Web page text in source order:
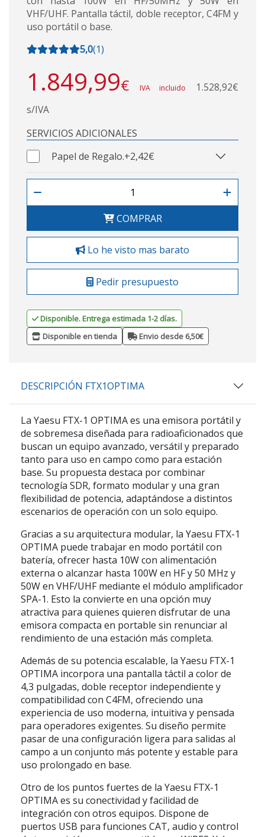
VHF/UHF. Pantalla táctil, doble receptor, C4FM y
uso portátil o base.
5,0(1)
1.849,99€ IVA incluido
1.528,92€
s/IVA
SERVICIOS ADICIONALES
Papel de Regalo.+2,42€
COMPRAR
Lo he visto mas barato
Pedir presupuesto
Disponible. Entrega estimada 1-2 días.
Disponible en tienda
Envio desde 6,50€
DESCRIPCIÓN FTX1OPTIMA
La Yaesu FTX-1 OPTIMAes una emisora portátil y
de sobremesa diseñada para radioaficionados que
buscan un equipo avanzado, versátil y preparado
tanto para uso en campo como para estación
base. Su propuesta destaca por combinar
tecnología SDR, formato modular y una gran
flexibilidad de potencia, adaptándose a distintos
escenarios de operación con un solo equipo.
Gracias a su arquitectura modular, la Yaesu FTX-1
OPTIMA puede trabajar en modo portátil con
batería, ofrecer hasta 10W con alimentación
externa o alcanzar hasta 100W en HF y 50 MHz y
50W en VHF/UHFmediante el módulo amplificador
SPA-1. Esto la convierte en una opción muy
atractiva para quienes quieren disfrutar de una
emisora compacta en portable sin renunciar al
rendimiento de una estación más completa.
Además de su potencia escalable, la Yaesu FTX-1
OPTIMA incorpora una pantalla táctil a color de
4,3 pulgadas, doble receptor independiente y
compatibilidad con C4FM, ofreciendo una
experiencia de uso moderna, intuitiva y pensada
para operadores exigentes. Su diseño permite
pasar de una configuración ligera para salidas al
campo a un conjunto más potente y estable para
uso prolongado en base.
Otro de los puntos fuertes de la Yaesu FTX-1
OPTIMAes su conectividad y facilidad de
integración con otros equipos. Dispone de
puertos USB para funciones CAT, audio y control